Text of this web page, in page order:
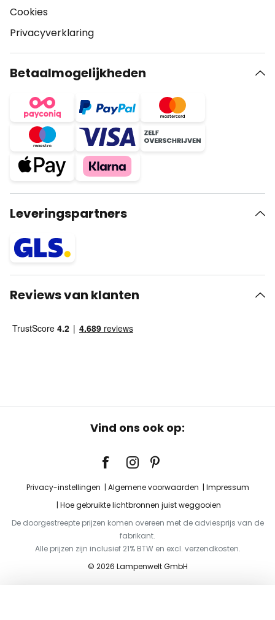
Cookies
Privacyverklaring
Betaalmogelijkheden
Leveringspartners
Reviews van klanten
Vind ons ook op:
Privacy-instellingen Algemene voorwaarden
Impressum
Hoe gebruikte lichtbronnen juist weggooien
De doorgestreepte prijzen komen overeen met de adviesprijs van de
fabrikant.
Alle prijzen zijn inclusief 21% BTW en excl. verzendkosten.
© 2026 Lampenwelt GmbH